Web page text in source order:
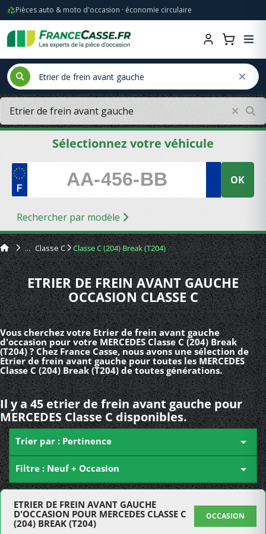
Pièces auto & moto d'occasion · économie circulaire
Sélectionnez votre véhicule
OK
Rechercher par modèle
Classe C Classe C (204) Break (T204)
ETRIER DE FREIN AVANT GAUCHE
OCCASION CLASSE C
Vous cherchez votre Etrier de frein avant gauche
d'occasion pour votre MERCEDES Classe C (204) Break
(T204) ? Chez France Casse, nous avons une sélection de
Etrier de frein avant gauche pour toutes les MERCEDES
Classe C (204) Break (T204) de toutes générations.
Il y a 45 etrier de frein avant gauche pour
MERCEDES Classe C disponibles.
Trier par : Pertinence 
Filtre : Neuf + Occasion 
ETRIER DE FREIN AVANT GAUCHE
D'OCCASION POUR MERCEDES CLASSE C
(204) BREAK (T204)
OCCASION